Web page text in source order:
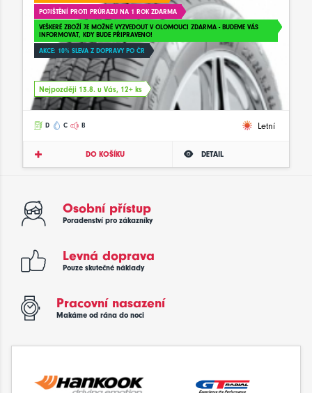
POJIŠTĚNÍ PROTI PRŮRAZU NA 1 ROK ZDARMA
VEŠKERÉ ZBOŽÍ JE MOŽNÉ VYZVEDOUT V OLOMOUCI ZDARMA - BUDEME VÁS
INFORMOVAT, KDY BUDE PŘIPRAVENO!
AKCE: 10% SLEVA Z DOPRAVY PO ČR
Nejpozději 13.8. u Vás, 12+ ks
D C B Letní
DO KOŠÍKU DETAIL
Osobní přístup
Poradenství pro zákazníky
Levná doprava
Pouze skutečné náklady
Pracovní nasazení
Makáme od rána do noci